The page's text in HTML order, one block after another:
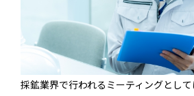
採鉱業界で行われるミーティングとし